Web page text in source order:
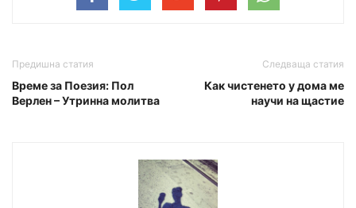
Предишна статия
Време за Поезия: Пол
Верлен – Утринна молитва
Следваща статия
Как чистенето у дома ме
научи на щастие